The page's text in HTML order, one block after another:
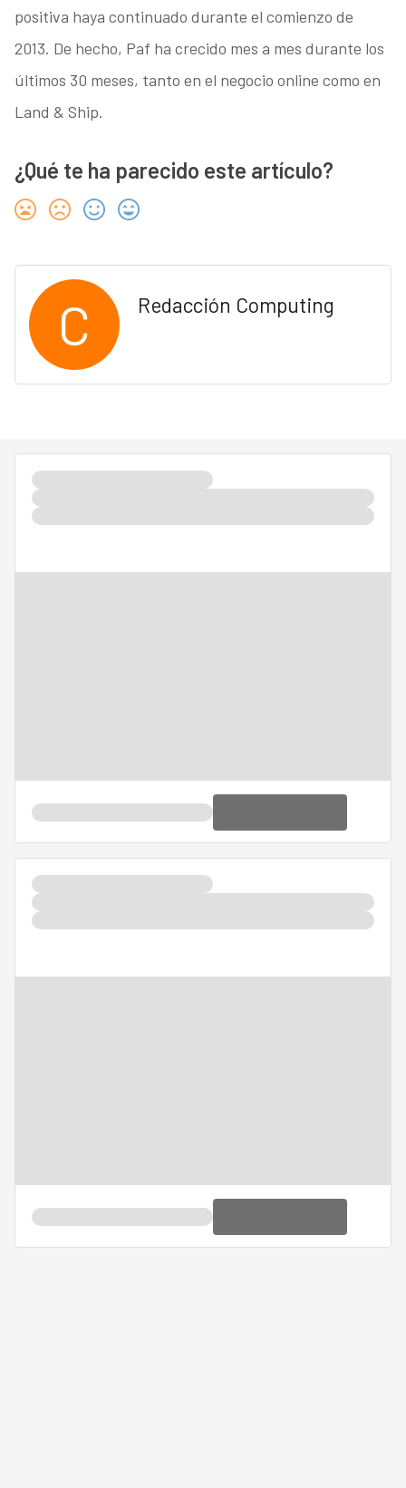
positiva haya continuado durante el comienzo de
2013. De hecho, Paf ha crecido mes a mes durante los
últimos 30 meses, tanto en el negocio online como en
Land & Ship.
¿Qué te ha parecido este artículo?
C Redacción Computing